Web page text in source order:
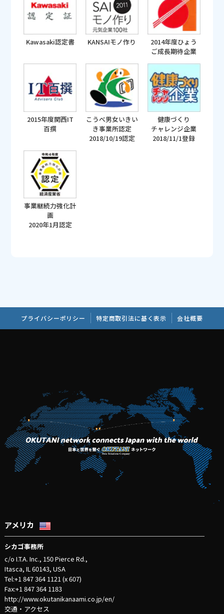
Kawasaki認定書 KANSAIモノ作り
2014年度ひょう
ご成長期待企業
2015年度関西IT
百撰
こうべ男女いきい
き事業所認定
2018/10/19認定
健康づくり
チャレンジ企業
2018/11/1登録
事業継続力強化計
画
2020年1月認定
プライバシーポリシー 特定商取引法に基く表示 会社概要
アメリカ
シカゴ事務所
c/o I.T.A. Inc., 150 Pierce Rd.,
Itasca, IL 60143, USA
Tel:+1 847 364 1121 (x 607)
Fax:+1 847 364 1183
http://www.okutanikanaami.co.jp/en/
交通・アクセス